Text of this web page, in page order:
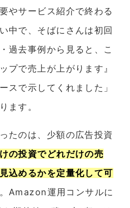
やサービス紹介で終わる
中で、そばにさんは初回
過去事例から見ると、こ
プで売上が上がります』
スで示してくれました」
ます。
たのは、少額の広告投資
の投資でどれだけの売
込めるかを定量化して可
Amazon運用コンサルに